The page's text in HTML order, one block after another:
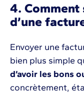
4. Comment
d’une
Envoyer une
bien plus simple
d’avoir les bons
concrètement,